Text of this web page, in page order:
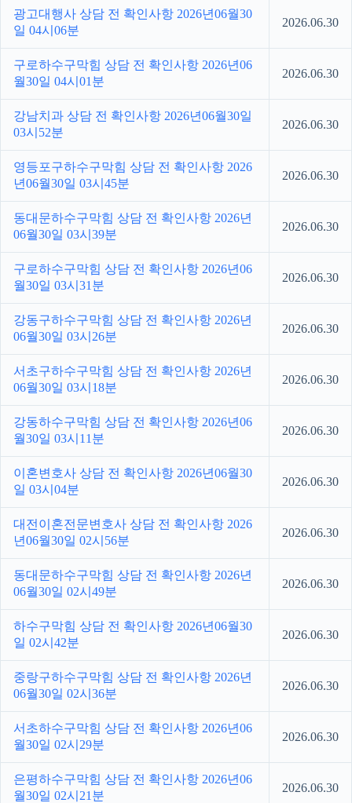
광고대행사 상담 전 확인사항 2026년06월30
일 04시06분
2026.06.30
구로하수구막힘 상담 전 확인사항 2026년06
월30일 04시01분
2026.06.30
강남치과 상담 전 확인사항 2026년06월30일
03시52분
2026.06.30
영등포구하수구막힘 상담 전 확인사항 2026
년06월30일 03시45분
2026.06.30
동대문하수구막힘 상담 전 확인사항 2026년
06월30일 03시39분
2026.06.30
구로하수구막힘 상담 전 확인사항 2026년06
월30일 03시31분
2026.06.30
강동구하수구막힘 상담 전 확인사항 2026년
06월30일 03시26분
2026.06.30
서초구하수구막힘 상담 전 확인사항 2026년
06월30일 03시18분
2026.06.30
강동하수구막힘 상담 전 확인사항 2026년06
월30일 03시11분
2026.06.30
이혼변호사 상담 전 확인사항 2026년06월30
일 03시04분
2026.06.30
대전이혼전문변호사 상담 전 확인사항 2026
년06월30일 02시56분
2026.06.30
동대문하수구막힘 상담 전 확인사항 2026년
06월30일 02시49분
2026.06.30
하수구막힘 상담 전 확인사항 2026년06월30
일 02시42분
2026.06.30
중랑구하수구막힘 상담 전 확인사항 2026년
06월30일 02시36분
2026.06.30
서초하수구막힘 상담 전 확인사항 2026년06
월30일 02시29분
2026.06.30
은평하수구막힘 상담 전 확인사항 2026년06
월30일 02시21분
2026.06.30